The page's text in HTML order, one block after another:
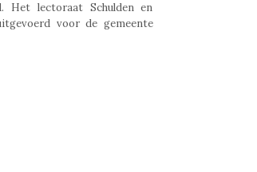
Het lectoraat Schulden en
voor de gemeente